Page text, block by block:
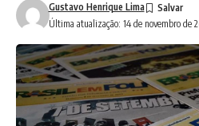
Última atualização: 14 de novembro de
Gustavo Henrique Lima